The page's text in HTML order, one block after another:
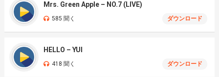
Mrs. Green Apple – NO.7 (LIVE)
585 聞く ダウンロード
HELLO – YUI
418 聞く ダウンロード